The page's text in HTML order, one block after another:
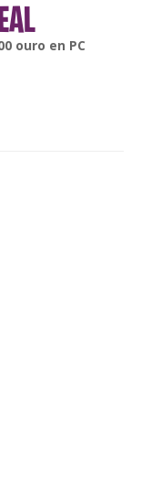
enAndroid